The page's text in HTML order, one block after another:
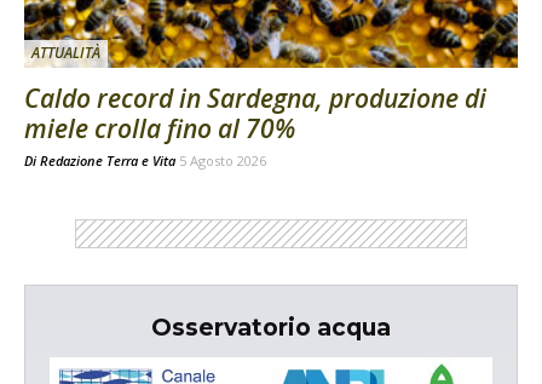
ATTUALITÀ
Caldo record in Sardegna, produzione di
miele crolla fino al 70%
Di Redazione Terra e Vita 5 Agosto 2026
Osservatorio acqua